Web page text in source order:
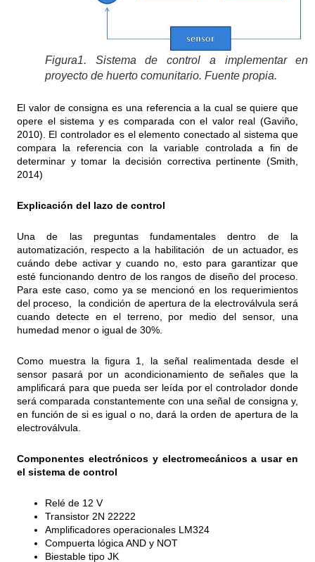
Figura1. Sistema de control a implementar en
proyecto de huerto comunitario. Fuente propia.
El valor de consigna es una referencia a la cual se quiere que
opere el sistema y es comparada con el valor real (Gaviño,
2010). El controlador es el elemento conectado al sistema que
compara la referencia con la variable controlada a fin de
determinar y tomar la decisión correctiva pertinente (Smith,
2014)
Explicación del lazo de control
Una de las preguntas fundamentales dentro de la
automatización, respecto a la habilitación de un actuador, es
cuándo debe activar y cuando no, esto para garantizar que
esté funcionando dentro de los rangos de diseño del proceso.
Para este caso, como ya se mencionó en los requerimientos
del proceso, la condición de apertura de la electroválvula será
cuando detecte en el terreno, por medio del sensor, una
humedad menor o igual de 30%.
Como muestra la figura 1, la señal realimentada desde el
sensor pasará por un acondicionamiento de señales que la
amplificará para que pueda ser leída por el controlador donde
será comparada constantemente con una señal de consigna y,
en función de si es igual o no, dará la orden de apertura de la
electroválvula.
Componentes electrónicos y electromecánicos a usar en
el sistema de control
Relé de 12 V
Transistor 2N 22222
Amplificadores operacionales LM324
Compuerta lógica AND y NOT
Biestable tipo JK